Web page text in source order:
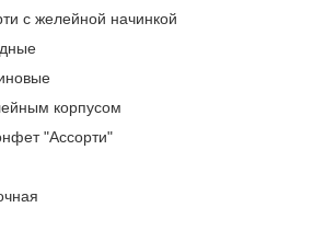
с желейной начинкой
корпусом
"Ассорти"